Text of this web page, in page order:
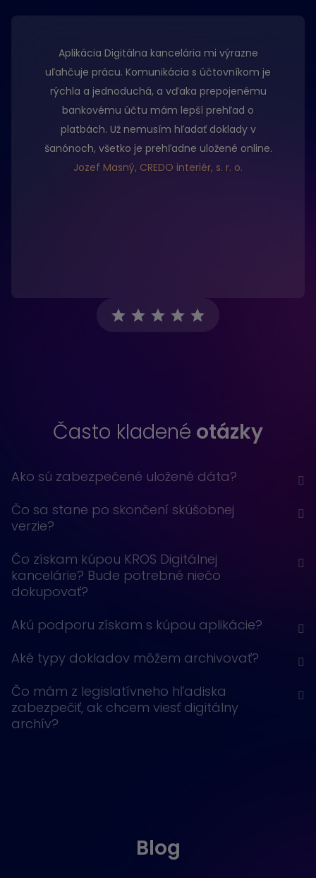
Aplikácia Digitálna kancelária mi výrazne
uľahčuje prácu. Komunikácia s účtovníkom je
rýchla a jednoduchá, a vďaka prepojenému
bankovému účtu mám lepší prehľad o
platbách. Už nemusím hľadať doklady v
šanónoch, všetko je prehľadne uložené online.
Jozef Masný, CREDO interiér, s. r. o.
Často kladené otázky
Ako sú zabezpečené uložené dáta?
Čo sa stane po skončení skúšobnej
verzie?
Čo získam kúpou KROS Digitálnej
kancelárie? Bude potrebné niečo
dokupovať?
Akú podporu získam s kúpou aplikácie?
Aké typy dokladov môžem archivovať?
Čo mám z legislatívneho hľadiska
zabezpečiť, ak chcem viesť digitálny
archív?
Blog